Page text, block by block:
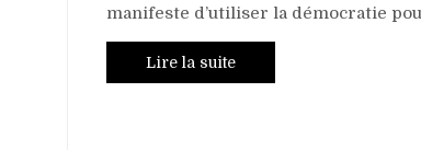
manifeste d’utiliser la démocratie
Lire la suite